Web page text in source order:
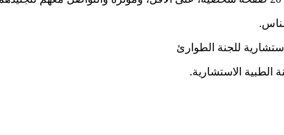
للجنة الطوارئ
الطبية الاستشارية.